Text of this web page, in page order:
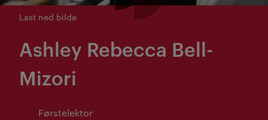
Last ned bilde
Ashley Rebecca Bell-
Mizori
Førstelektor